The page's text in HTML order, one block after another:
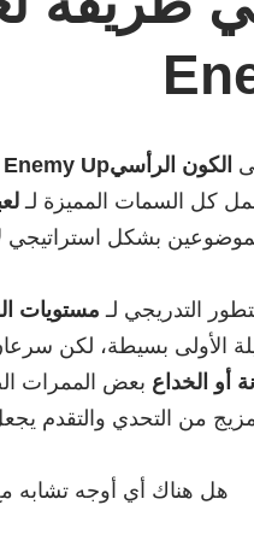
Enemy Upالكون الرأسي
كل السمات المميزة لـ
التدريجي لـ مستويات
الأولى بسيطة، لكن
أو الخداع بعض الممرات
هل هناك أي أوجه تشابه مع